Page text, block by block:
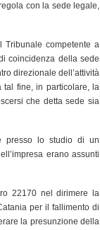
con la sede legale,
Tribunale competente a
coincidenza della sede
direzionale dell’attività
tal fine, in particolare, la
che detta sede sia
presso lo studio di un
erano assunti
22170 nel dirimere la
per il fallimento di
la presunzione della